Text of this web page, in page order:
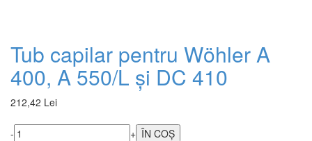
Tub capilar pentru Wöhler A
400, A 550/L și DC 410
212,42 Lei
- +